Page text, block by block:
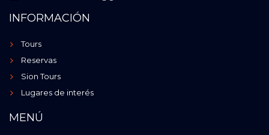
INFORMACIÓN
Tours
Reservas
Sion Tours
Lugares de interés
MENÚ